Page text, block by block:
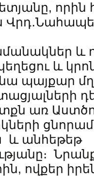
որին
և
և
պայքար
առ
և անհեթեթ
ովքեր